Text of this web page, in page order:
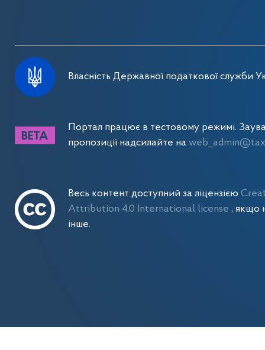
Власність Державної податкової служби
Портал працює в тестовому режимі.
пропозиції надсилайте на
Весь контент доступний за ліцензією
Attribution 4.0 International license , якщо
інше.